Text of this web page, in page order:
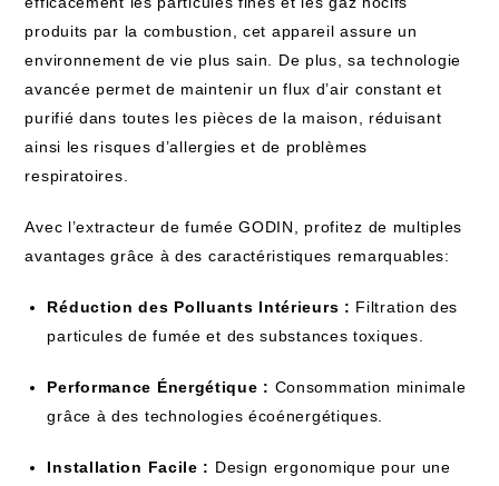
produits par la combustion, cet appareil assure un
environnement de vie plus sain. De plus, sa technologie
avancée permet de maintenir un flux d’air constant et
purifié dans toutes les pièces de la maison, réduisant
ainsi les risques d’allergies et de problèmes
respiratoires.
Avec l’extracteur de fumée GODIN, profitez de multiples
avantages grâce à des caractéristiques remarquables:
Réduction des Polluants Intérieurs : Filtration des
particules de fumée et des substances toxiques.
Performance Énergétique : Consommation minimale
grâce à des technologies écoénergétiques.
Installation Facile : Design ergonomique pour une